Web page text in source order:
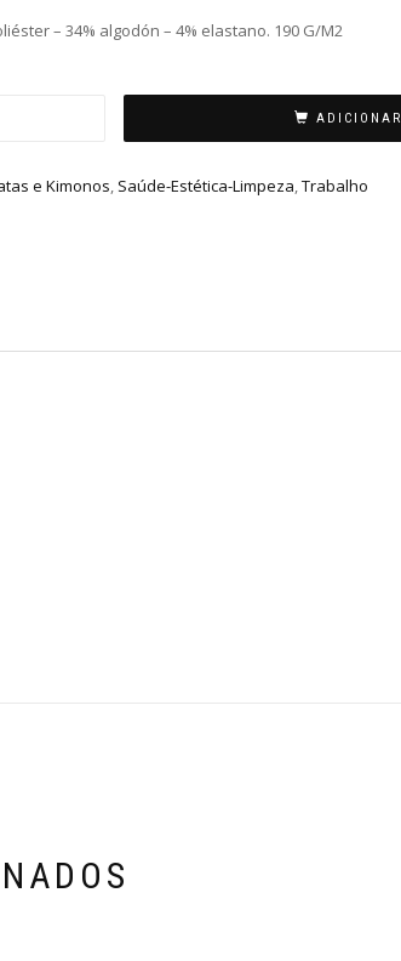
– 34% algodón – 4% elastano. 190 G/M2
ADICIONAR
e Kimonos, Saúde-Estética-Limpeza,Trabalho